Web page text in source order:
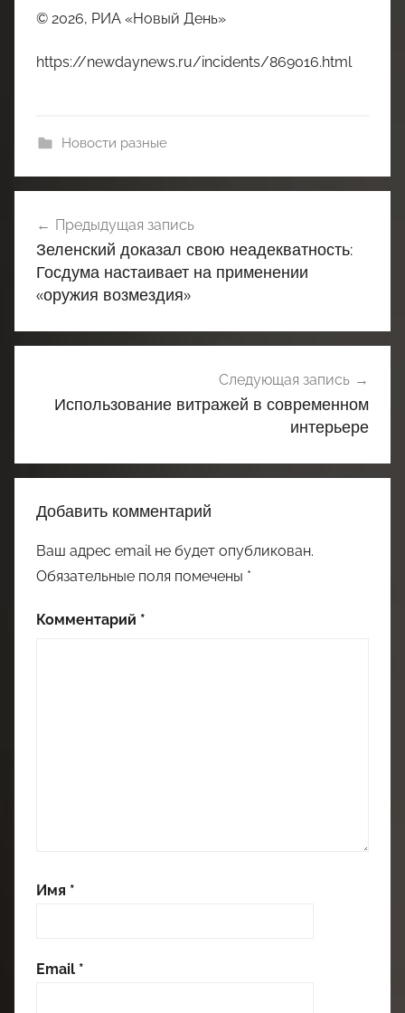
© 2026, РИА «Новый День»
https://newdaynews.ru/incidents/869016.html
Новости разные
по
записям
Предыдущая запись
Зеленский доказал свою неадекватность:
Госдума настаивает на применении
«оружия возмездия»
Следующая запись
Использование витражей в современном
интерьере
Добавить комментарий
Ваш адрес email не будет опубликован.
Обязательные поля помечены *
Комментарий *
Имя *
Email *